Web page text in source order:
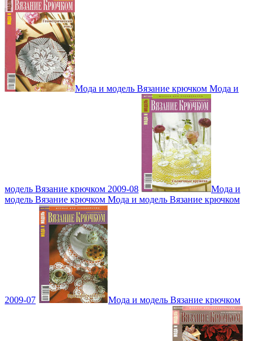
Мода и модель Вязание крючком Мода и
модель Вязание крючком 2009-08
Мода и
модель Вязание крючком Мода и модель Вязание крючком
2009-07 Мода и модель Вязание крючком